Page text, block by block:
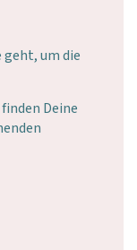
um die
Deine